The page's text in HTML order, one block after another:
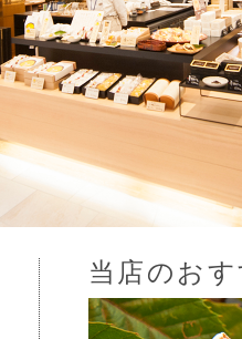
当店のお